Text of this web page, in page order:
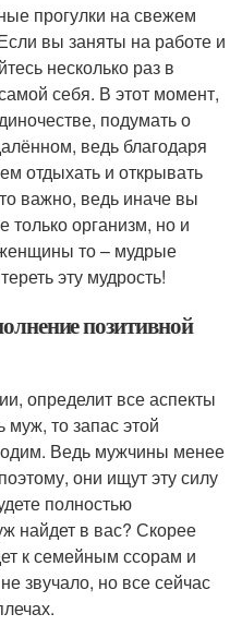
прогулки на свежем
вы заняты на работе и
несколько раз в
себя. В этот момент,
подумать о
ведь благодаря
отдыхать и открывать
важно, ведь иначе вы
только организм, но и
то – мудрые
эту мудрость!
позитивной
определит все аспекты
то запас этой
Ведь мужчины менее
они ищут эту силу
полностью
найдет в вас? Скорее
к семейным ссорам и
звучало, но все сейчас